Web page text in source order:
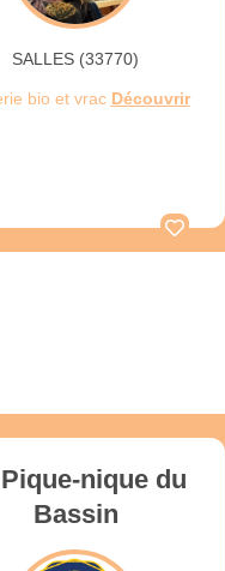
SALLES (33770)
bio et vrac Découvrir
nique du
Bassin